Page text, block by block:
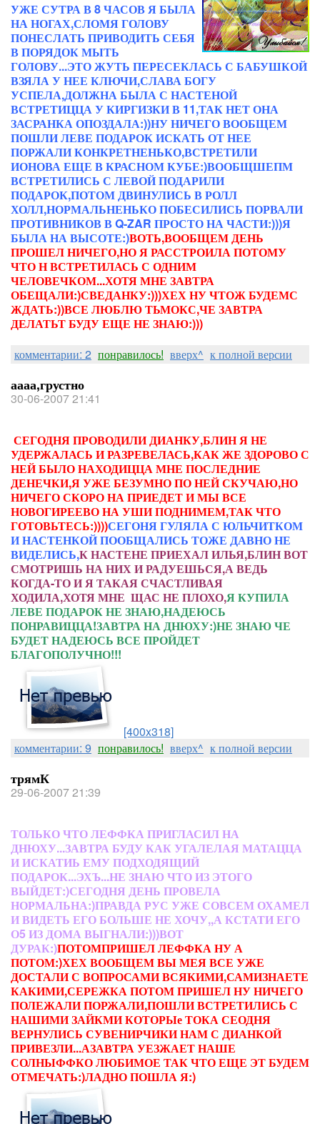
УЖЕ СУТРА В 8 ЧАСОВ Я БЫЛА
НА НОГАХ,СЛОМЯ ГОЛОВУ
ПОНЕСЛАТЬ ПРИВОДИТЬ СЕБЯ
В ПОРЯДОК МЫТЬ
ГОЛОВУ...ЭТО ЖУТЬ ПЕРЕСЕКЛАСЬ С БАБУШКОЙ
ВЗЯЛА У НЕЕ КЛЮЧИ,СЛАВА БОГУ
УСПЕЛА,ДОЛЖНА БЫЛА С НАСТЕНОЙ
ВСТРЕТИЦЦА У КИРГИЗКИ В 11,ТАК НЕТ ОНА
ЗАСРАНКА ОПОЗДАЛА:))НУ НИЧЕГО ВООБЩЕМ
ПОШЛИ ЛЕВЕ ПОДАРОК ИСКАТЬ ОТ НЕЕ
ПОРЖАЛИ КОНКРЕТНЕНЬКО,ВСТРЕТИЛИ
ИОНОВА ЕЩЕ В КРАСНОМ КУБЕ:)ВООБЩШЕПМ
ВСТРЕТИЛИСЬ С ЛЕВОЙ ПОДАРИЛИ
ПОДАРОК,ПОТОМ ДВИНУЛИСЬ В РОЛЛ
ХОЛЛ,НОРМАЛЬНЕНЬКО ПОБЕСИЛИСЬ ПОРВАЛИ
ПРОТИВНИКОВ В Q-ZAR ПРОСТО НА ЧАСТИ:)))Я
БЫЛА НА ВЫСОТЕ:)ВОТЬ,ВООБЩЕМ ДЕНЬ
ПРОШЕЛ НИЧЕГО,НО Я РАССТРОИЛА ПОТОМУ
ЧТО Н ВСТРЕТИЛАСЬ С ОДНИМ
ЧЕЛОВЕЧКОМ...ХОТЯ МНЕ ЗАВТРА
ОБЕЩАЛИ:)СВЕДАНКУ:)))ХЕХ НУ ЧТОЖ БУДЕМС
ЖДАТЬ:))ВСЕ ЛЮБЛЮ ТЬМОКС,ЧЕ ЗАВТРА
ДЕЛАТЬТ БУДУ ЕЩЕ НЕ ЗНАЮ:)))
комментарии: 2 понравилось! вверх^ к полной версии
аааа,грустно
30-06-2007 21:41
СЕГОДНЯ ПРОВОДИЛИ ДИАНКУ,БЛИН Я НЕ
УДЕРЖАЛАСЬ И РАЗРЕВЕЛАСЬ,КАК ЖЕ ЗДОРОВО С
НЕЙ БЫЛО НАХОДИЦЦА МНЕ ПОСЛЕДНИЕ
ДЕНЕЧКИ,Я УЖЕ БЕЗУМНО ПО НЕЙ СКУЧАЮ,НО
НИЧЕГО СКОРО НА ПРИЕДЕТ И МЫ ВСЕ
НОВОГИРЕЕВО НА УШИ ПОДНИМЕМ,ТАК ЧТО
ГОТОВЬТЕСЬ:))))СЕГОНЯ ГУЛЯЛА С ЮЛЬЧИТКОМ
И НАСТЕНКОЙ ПООБЩАЛИСЬ ТОЖЕ ДАВНО НЕ
ВИДЕЛИСЬ,К НАСТЕНЕ ПРИЕХАЛ ИЛЬЯ,БЛИН ВОТ
СМОТРИШЬ НА НИХ И РАДУЕШЬСЯ,А ВЕДЬ
КОГДА-ТО И Я ТАКАЯ СЧАСТЛИВАЯ
ХОДИЛА,ХОТЯ МНЕ ЩАС НЕ ПЛОХО,Я КУПИЛА
ЛЕВЕ ПОДАРОК НЕ ЗНАЮ,НАДЕЮСЬ
ПОНРАВИЦЦА!ЗАВТРА НА ДНЮХУ:)НЕ ЗНАЮ ЧЕ
БУДЕТ НАДЕЮСЬ ВСЕ ПРОЙДЕТ
БЛАГОПОЛУЧНО!!!
[400x318]
комментарии: 9 понравилось! вверх^ к полной версии
трямК
29-06-2007 21:39
ТОЛЬКО ЧТО ЛЕФФКА ПРИГЛАСИЛ НА
ДНЮХУ...ЗАВТРА БУДУ КАК УГАЛЕЛАЯ МАТАЦЦА
И ИСКАТИЬ ЕМУ ПОДХОДЯЩИЙ
ПОДАРОК...ЭХЪ...НЕ ЗНАЮ ЧТО ИЗ ЭТОГО
ВЫЙДЕТ:)СЕГОДНЯ ДЕНЬ ПРОВЕЛА
НОРМАЛЬНА:)ПРАВДА РУС УЖЕ СОВСЕМ ОХАМЕЛ
И ВИДЕТЬ ЕГО БОЛЬШЕ НЕ ХОЧУ,,А КСТАТИ ЕГО
О5 ИЗ ДОМА ВЫГНАЛИ:)))ВОТ
ДУРАК:)ПОТОМПРИШЕЛ ЛЕФФКА НУ А
ПОТОМ:)ХЕХ ВООБЩЕМ ВЫ МЕЯ ВСЕ УЖЕ
ДОСТАЛИ С ВОПРОСАМИ ВСЯКИМИ,САМИЗНАЕТЕ
КАКИМИ,СЕРЕЖКА ПОТОМ ПРИШЕЛ НУ НИЧЕГО
ПОЛЕЖАЛИ ПОРЖАЛИ,ПОШЛИ ВСТРЕТИЛИСЬ С
НАШИМИ ЗАЙКМИ КОТОРЫе ТОКА СЕОДНЯ
ВЕРНУЛИСЬ СУВЕНИРЧИКИ НАМ С ДИАНКОЙ
ПРИВЕЗЛИ...АЗАВТРА УЕЗЖАЕТ НАШЕ
СОЛНЫФФКО ЛЮБИМОЕ ТАК ЧТО ЕЩЕ ЭТ БУДЕМ
ОТМЕЧАТЬ:)ЛАДНО ПОШЛА Я:)